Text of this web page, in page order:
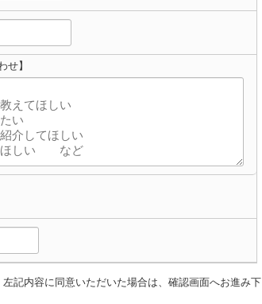
せ】
記内容に同意いただいた場合は、確認画面へお進み下